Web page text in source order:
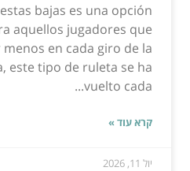
bajas es una opción
aquellos jugadores que
en cada giro de la
este tipo de ruleta se ha
vuelto cada...
קרא עוד »
יול 11, 2026